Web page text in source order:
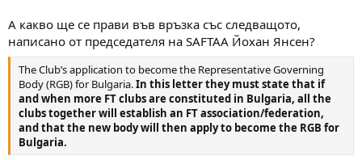
А какво ще се прави във връзка със следващото,
написано от председателя на SAFTAA Йохан Янсен?
The Club’s application to become the Representative Governing
Body (RGB) for Bulgaria.In this letter they must state that if
and when more FT clubs are constituted in Bulgaria, all the
clubs together will establish an FT association/federation,
and that the new body will then apply to become the RGB for
Bulgaria.